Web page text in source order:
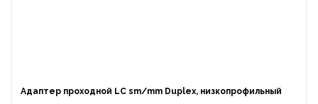
Адаптер проходной LC sm/mm Duplex, низкопрофильный